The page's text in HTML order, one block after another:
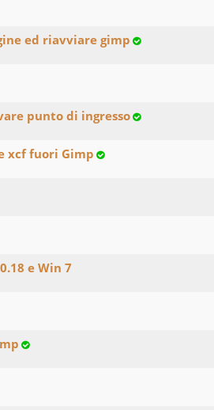
ed riavviare gimp
punto di ingresso
xcf fuori Gimp
e Win 7